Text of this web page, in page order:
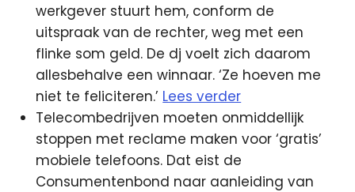
werkgever stuurt hem, conform de
uitspraak van de rechter, weg met een
flinke som geld. De dj voelt zich daarom
allesbehalve een winnaar. ‘Ze hoeven me
niet te feliciteren.’ Lees verder
Telecombedrijven moeten onmiddellijk
stoppen met reclame maken voor ‘gratis’
mobiele telefoons. Dat eist de
Consumentenbond naar aanleiding van